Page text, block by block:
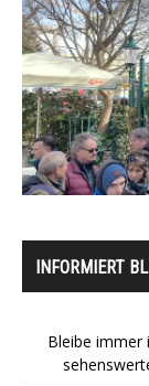
INFORMIERT
Bleibe immer